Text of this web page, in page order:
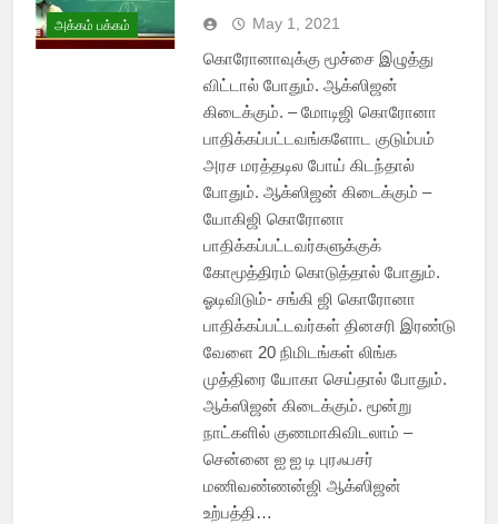
அக்கம் பக்கம் May 1, 2021
கொரோனாவுக்கு மூச்சை இழுத்து
விட்டால் போதும். ஆக்ஸிஜன்
கிடைக்கும். – மோடிஜி கொரோனா
பாதிக்கப்பட்டவங்களோட குடும்பம்
அரச மரத்தடில போய் கிடந்தால்
போதும். ஆக்ஸிஜன் கிடைக்கும் –
யோகிஜி கொரோனா
பாதிக்கப்பட்டவர்களுக்குக்
கோமூத்திரம் கொடுத்தால் போதும்.
ஓடிவிடும்- சங்கி ஜி கொரோனா
பாதிக்கப்பட்டவர்கள் தினசரி இரண்டு
வேளை 20 நிமிடங்கள் லிங்க
முத்திரை யோகா செய்தால் போதும்.
ஆக்ஸிஜன் கிடைக்கும். மூன்று
நாட்களில் குணமாகிவிடலாம் –
சென்னை ஐ ஐ டி புரஃபசர்
மணிவண்ணன்ஜி ஆக்ஸிஜன்
உற்பத்தி…